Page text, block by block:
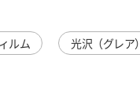
ルム 光沢（グレア）